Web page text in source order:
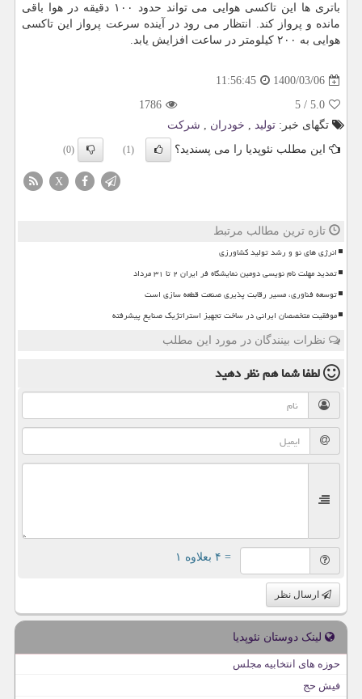
باتری ها این تاکسی هوایی می تواند حدود ۱۰۰ دقیقه در هوا باقی
مانده و پرواز کند. انتظار می رود در آینده سرعت پرواز این تاکسی
هوایی به ۲۰۰ کیلومتر در ساعت افزایش یابد.
1400/03/06
11:56:45
5.0
/
5
1786
تگهای خبر: تولید , خودران , شركت
این مطلب نئوپدیا را می پسندید؟
(1)
(0)
X
تازه ترین مطالب مرتبط
انرژی های نو و رشد تولید کشاورزی
تمدید مهلت نام نویسی دومین نمایشگاه فر ایران ۲ تا ۳۱ مرداد
توسعه فناوری، مسیر رقابت پذیری صنعت قطعه سازی است
موفقیت متخصصان ایرانی در ساخت تجهیز استراتژیک صنایع پیشرفته
نظرات بینندگان در مورد این مطلب
لطفا شما همنظر دهید
= ۴ بعلاوه ۱
ارسال نظر
لینک دوستان نئوپدیا
حوزه های انتخابیه مجلس
فیش حج